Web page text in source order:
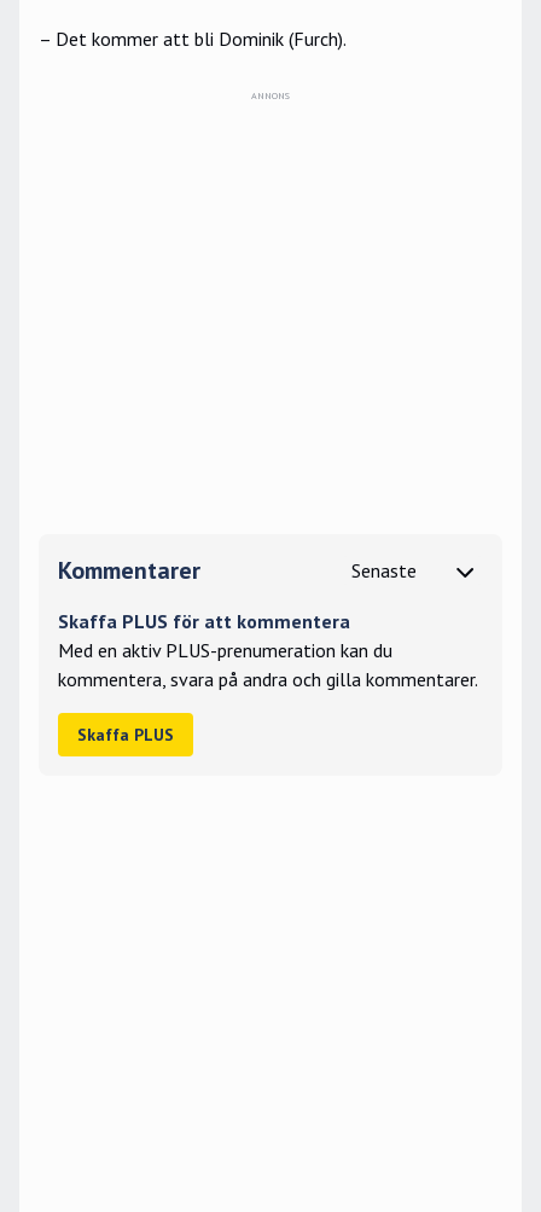
– Det kommer att bli Dominik (Furch).
Kommentarer
Skaffa PLUS för att kommentera
Med en aktiv PLUS-prenumeration kan du
kommentera, svara på andra och gilla kommentarer.
Skaffa PLUS